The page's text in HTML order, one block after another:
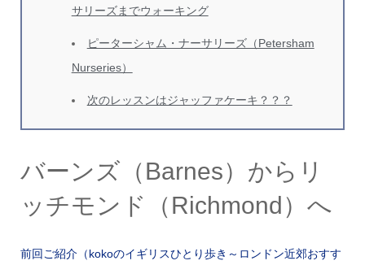
サリーズまでウォーキング
ピーターシャム・ナーサリーズ（Petersham
Nurseries）
次のレッスンはジャッファケーキ？？？
バーンズ（Barnes）からリ
ッチモンド（Richmond）へ
前回ご紹介（kokoのイギリスひとり歩き～ロンドン近郊おすす